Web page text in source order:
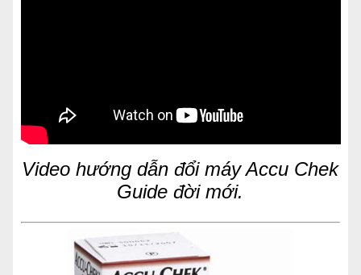
Video hướng dẫn đổi máy Accu Chek
Guide đời mới.